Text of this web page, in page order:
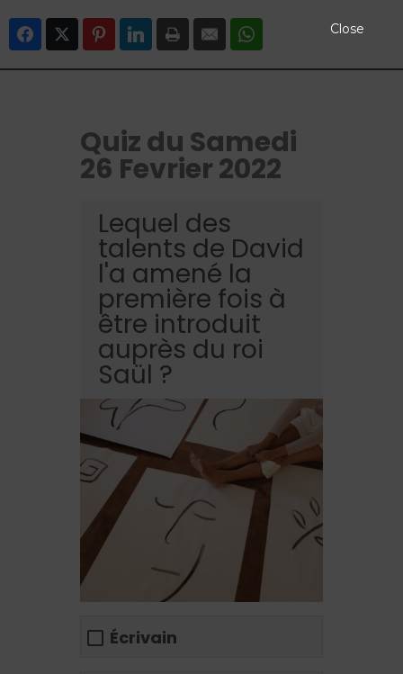
Quiz du Samedi
26 Fevrier 2022
Lequel des
talents de David
l'a amené la
première fois à
être introduit
auprès du roi
Saül ?
Écrivain
Facebook
Twitter PinterestLinkedIn Print Email Close